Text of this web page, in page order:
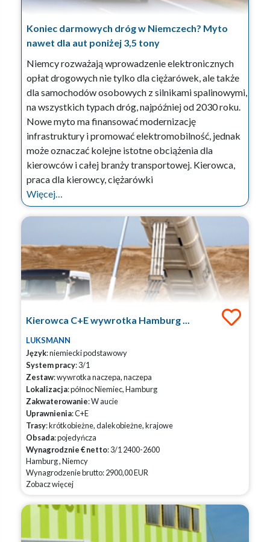
Koniec darmowych dróg w Niemczech? Myto
nawet dla aut poniżej 3,5 tony
Niemcy rozważają wprowadzenie elektronicznych
opłat drogowych nie tylko dla ciężarówek, ale także
dla samochodów osobowych z silnikami spalinowymi,
na wszystkich typach dróg, najpóźniej od 2030 roku.
Nowe myto ma finansować modernizację
infrastruktury i promować elektromobilność, jednak
może oznaczać kolejne istotne obciążenia dla
kierowców i całej branży transportowej. Kierowca,
praca dla kierowcy, ciężarówki
Więcej…
Kierowca C+E wywrotka Hamburg ...
LUKSMANN
Język: niemiecki podstawowy
System pracy: 3/1
Zestaw: wywrotka naczepa, naczepa
Lokalizacja: północ Niemiec, Hamburg
Zakwaterowanie: W aucie
Uprawnienia: C+E
Trasy: krótkobieżne, dalekobieżne, krajowe
Obsada: pojedyńcza
Wynagrodznie € netto: 3/1 2400-2600
Hamburg , Niemcy
Wynagrodzenie brutto: 2900,00 EUR
Zobacz więcej